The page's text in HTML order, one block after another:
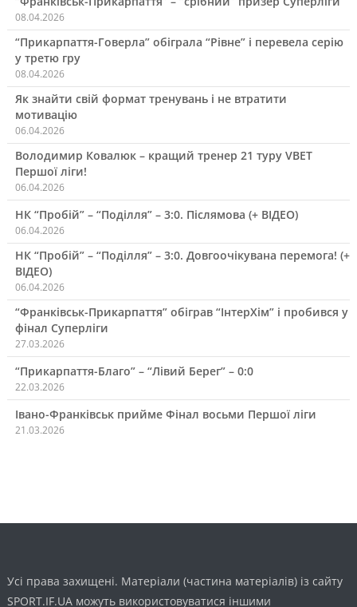
08.04.2026
“Прикарпаття-Говерла” обіграла “Рівне” і перевела серію
у третю гру
08.04.2026
Як знайти свій формат тренувань і не втратити
мотивацію
06.04.2026
Володимир Ковалюк – кращий тренер 21 туру VBET
Першої ліги!
06.04.2026
НК “Пробій” – “Поділля” – 3:0. Післямова (+ ВІДЕО)
06.04.2026
НК “Пробій” – “Поділля” – 3:0. Довгоочікувана перемога! (+
ВІДЕО)
06.04.2026
“Франківськ-Прикарпаття” обіграв “ІнтерХім” і пробився у
фінал Суперліги
27.03.2026
“Прикарпаття-Благо” – “Лівий Берег” – 0:0
22.03.2026
Івано-Франківськ прийме Фінал восьми Першої ліги
21.03.2026
Усі права захищені. Матеріали (частина матеріалів) із сайту
SPORT.IF.UA можуть використовуватися іншими